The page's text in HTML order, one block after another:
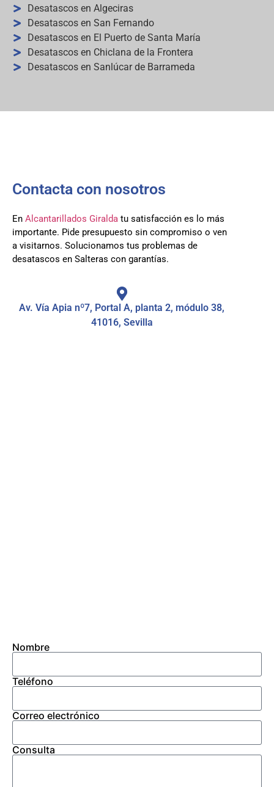
Desatascos en Algeciras
Desatascos en San Fernando
Desatascos en El Puerto de Santa María
Desatascos en Chiclana de la Frontera
Desatascos en Sanlúcar de Barrameda
Contacta con nosotros
En Alcantarillados Giralda tu satisfacción es lo más
importante. Pide presupuesto sin compromiso o ven
a visitarnos. Solucionamos tus problemas de
desatascos en Salteras con garantías.
Av. Vía Apia nº7, Portal A, planta 2, módulo 38,
41016, Sevilla
Nombre
Teléfono
Correo electrónico
Consulta